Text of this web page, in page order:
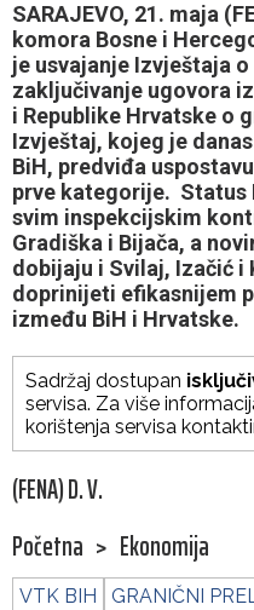
SARAJEVO, 21. maja
komora Bosne i
je usvajanje Izvještaja
zaključivanje ugovora
i Republike Hrvatske o
Izvještaj, kojeg je
BiH, predviđa
prve kategorije. Status
svim inspekcijskim
Gradiška i Bijača, a
dobijaju i Svilaj, Izačić i
doprinijeti efikasnijem
između BiH i Hrvatske.
Sadržaj dostupan
servisa. Za više
korištenja servisa
(FENA) D. V.
Početna > Ekonomija
VTK BIH GRANIČNI